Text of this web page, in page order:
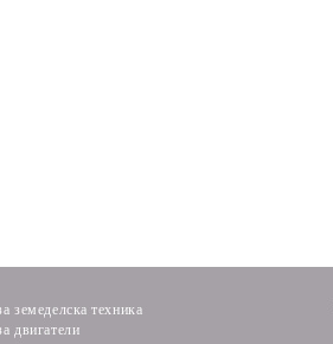
земеделска техника
двигатели